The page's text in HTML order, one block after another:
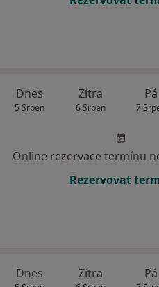
Dnes
5 Srpen
Zítra
6 Srpen
Pá
7
Online rezervace termínu
Rezervovat
Dnes Zítra Pá